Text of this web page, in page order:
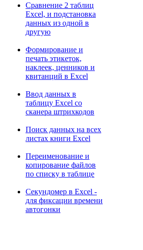
Сравнение 2 таблиц
Excel, и подстановка
данных из одной в
другую
Формирование и
печать этикеток,
наклеек, ценников и
квитанций в Excel
Ввод данных в
таблицу Excel со
сканера штрихкодов
Поиск данных на всех
листах книги Excel
Переименование и
копирование файлов
по списку в таблице
Секундомер в Excel -
для фиксации времени
автогонки